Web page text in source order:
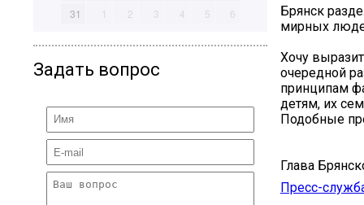
31
1 2 3 4 5 6
Задать вопрос
Брянск
мирных
Хочу
очередной
принципам
детям, их
Подобные
Глава
Пресс-